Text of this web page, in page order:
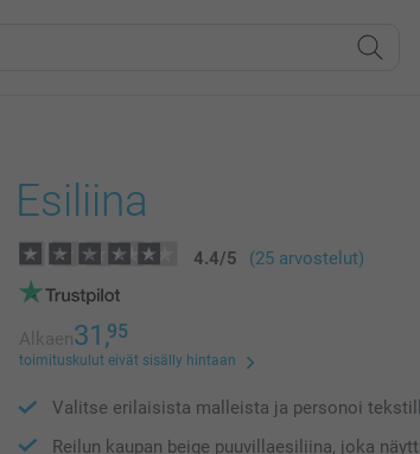
Esiliina
4.4/5 (25 arvostelut)
Alkaen31,95
toimituskulut eivät sisälly hintaan
Valitse erilaisista malleista ja personoi
Reilun kaupan beige puuvillaesiliina, joka